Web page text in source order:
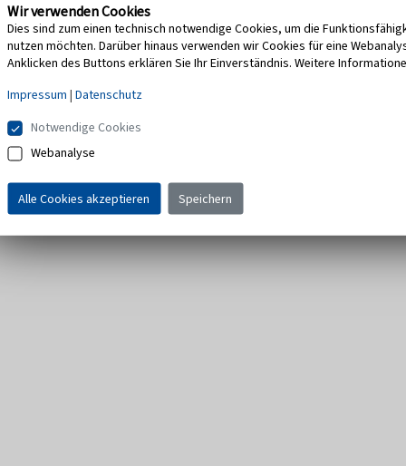
Wir verwenden Cookies
Dies sind zum einen technisch notwendige Cookies, um die
nutzen möchten. Darüber hinaus verwenden wir Cookies für eine
Anklicken des Buttons erklären Sie Ihr Einverständnis. Weitere
Impressum | Datenschutz
Notwendige Cookies
Webanalyse
Alle Cookies akzeptieren Speichern